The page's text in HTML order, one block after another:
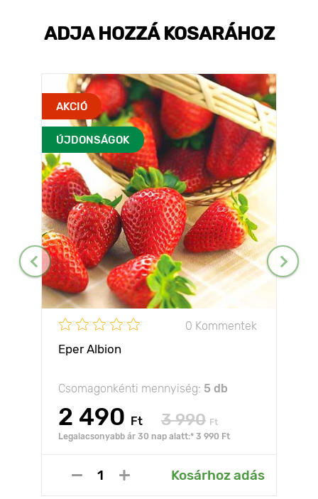
ADJA HOZZÁ KOSARÁHOZ
AKCIÓ
ÚJDONSÁGOK
0 Kommentek
Eper Albion
Csomagonkénti mennyiség: 5 db
2 490 Ft 3 990 Ft
Legalacsonyabb ár 30 nap alatt:* 3 990 Ft
Kosárhoz adás